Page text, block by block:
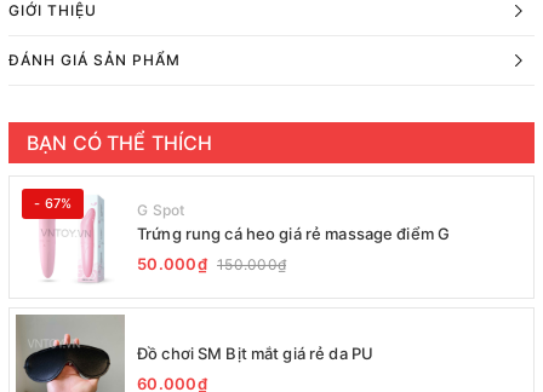
GIỚI THIỆU
ĐÁNH GIÁ SẢN PHẨM
BẠN CÓ THỂ THÍCH
- 67% G Spot
Trứng rung cá heo giá rẻ massage điểm G
50.000₫ 150.000₫
Đồ chơi SM Bịt mắt giá rẻ da PU
60.000₫